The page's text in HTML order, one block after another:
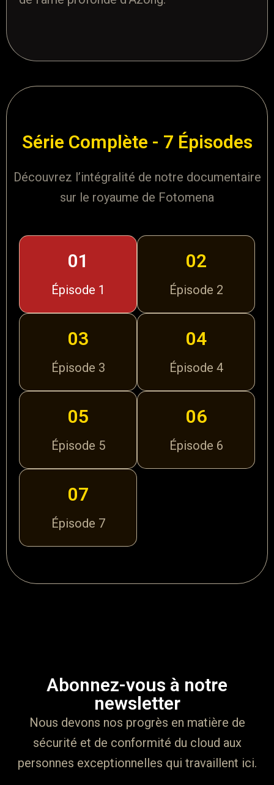
Série Complète - 7 Épisodes
Découvrez l’intégralité de notre documentaire
sur le royaume de Fotomena
01
Épisode 1
02
Épisode 2
03
Épisode 3
04
Épisode 4
05
Épisode 5
06
Épisode 6
07
Épisode 7
Abonnez-vous à notre
newsletter
Nous devons nos progrès en matière de
sécurité et de conformité du cloud aux
personnes exceptionnelles qui travaillent ici.